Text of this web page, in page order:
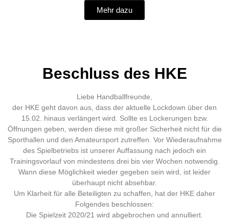
Mehr dazu
Beschluss des HKE
Liebe Handballfreunde,
der HKE geht davon aus, dass der aktuelle Lockdown über den
15.02. hinaus verlängert wird. Sollte es Lockerungen bzw.
Öffnungen geben, werden diese mit großer Sicherheit nicht für die
Sporthallen und den Amateursport zutreffen. Vor Wiederaufnahme
des Spielbetriebs ist unserer Auffassung nach jedoch ein
Trainingsvorlauf von mindestens drei bis vier Wochen notwendig.
Wann diese Möglichkeit wieder gegeben sein wird, ist leider
überhaupt nicht absehbar.
Um Klarheit für alle Beteiligten zu schaffen, hat der HKE daher
Folgendes beschlossen:
Die Spielzeit 2020/21 wird abgebrochen und annulliert.